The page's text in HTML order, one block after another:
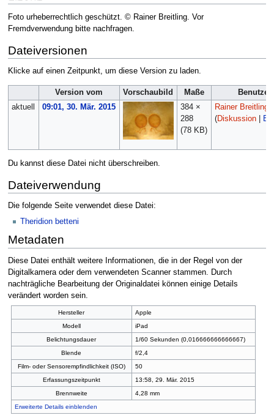
Foto urheberrechtlich geschützt. © Rainer Breitling. Vor
Fremdverwendung bitte nachfragen.
Dateiversionen
Klicke auf einen Zeitpunkt, um diese Version zu laden.
Version vom Vorschaubild Maße
Benutzer
aktuell
09:01, 30. Mär. 2015
384 ×
288
(78 KB)
Rainer Breitling
(Diskussion|
Du kannst diese Datei nicht überschreiben.
Dateiverwendung
Die folgende Seite verwendet diese Datei:
Theridion betteni
Metadaten
Diese Datei enthält weitere Informationen, die in der Regel von der
Digitalkamera oder dem verwendeten Scanner stammen. Durch
nachträgliche Bearbeitung der Originaldatei können einige Details
verändert worden sein.
Hersteller
Apple
Modell
iPad
Belichtungsdauer
1/60 Sekunden (0,016666666666667)
Blende
f/2,4
Film- oder Sensorempfindlichkeit (ISO)
50
Erfassungszeitpunkt
13:58, 29. Mär. 2015
Brennweite
4,28 mm
Erweiterte Details einblenden